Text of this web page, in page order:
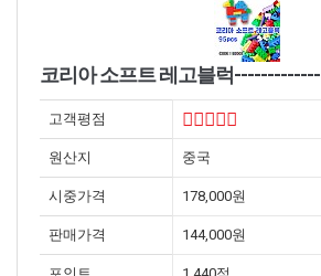
코리아 소프트 레고블럭-------------
고객평점
원산지 중국
시중가격 178,000원
판매가격 144,000원